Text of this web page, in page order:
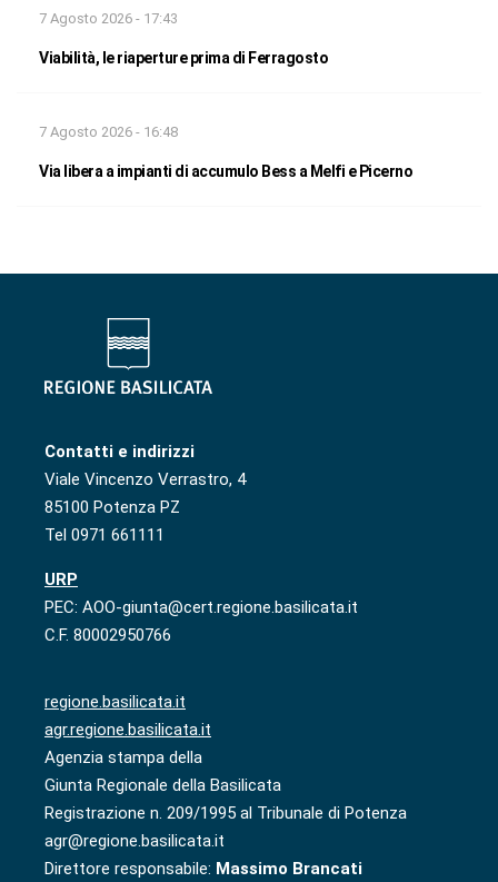
7 Agosto 2026 - 17:43
Viabilità, le riaperture prima di Ferragosto
7 Agosto 2026 - 16:48
Via libera a impianti di accumulo Bess a Melfi e Picerno
Contatti e indirizzi
Viale Vincenzo Verrastro, 4
85100 Potenza PZ
Tel 0971 661111
URP
PEC: AOO-giunta@cert.regione.basilicata.it
C.F. 80002950766
regione.basilicata.it
agr.regione.basilicata.it
Agenzia stampa della
Giunta Regionale della Basilicata
Registrazione n. 209/1995 al Tribunale di Potenza
agr@regione.basilicata.it
Direttore responsabile: Massimo Brancati